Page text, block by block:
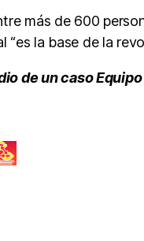
más de 600
la base de la
de un caso